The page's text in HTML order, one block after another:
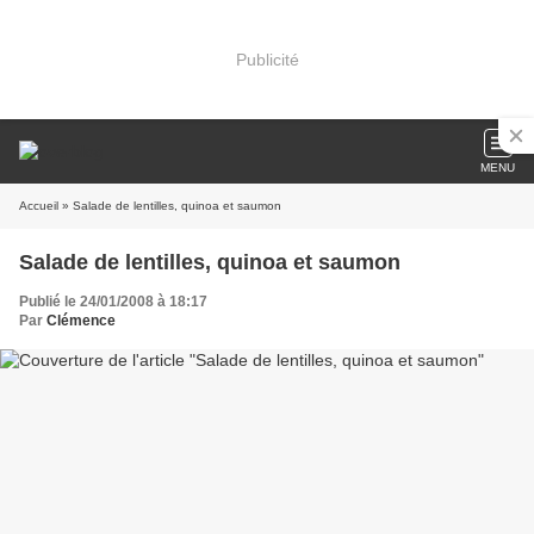
Publicité
MENU
Accueil » Salade de lentilles, quinoa et saumon
Salade de lentilles, quinoa et saumon
Publié le 24/01/2008 à 18:17
Par Clémence